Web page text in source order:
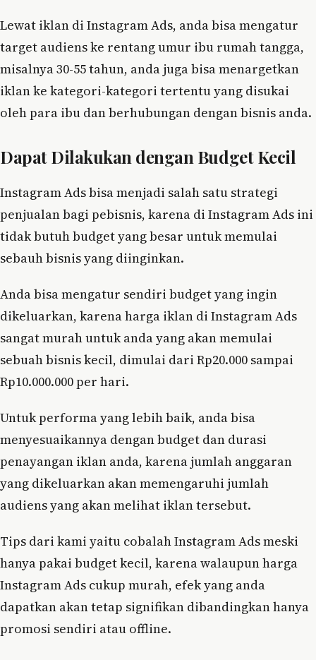
Lewat iklan di Instagram Ads, anda bisa mengatur
target audiens ke rentang umur ibu rumah tangga,
misalnya 30-55 tahun, anda juga bisa menargetkan
iklan ke kategori-kategori tertentu yang disukai
oleh para ibu dan berhubungan dengan bisnis anda.
Dapat Dilakukan dengan Budget Kecil
Instagram Ads bisa menjadi salah satu strategi
penjualan bagi pebisnis, karena di Instagram Ads ini
tidak butuh budget yang besar untuk memulai
sebauh bisnis yang diinginkan.
Anda bisa mengatur sendiri budget yang ingin
dikeluarkan, karena harga iklan di Instagram Ads
sangat murah untuk anda yang akan memulai
sebuah bisnis kecil, dimulai dari Rp20.000 sampai
Rp10.000.000 per hari.
Untuk performa yang lebih baik, anda bisa
menyesuaikannya dengan budget dan durasi
penayangan iklan anda, karena jumlah anggaran
yang dikeluarkan akan memengaruhi jumlah
audiens yang akan melihat iklan tersebut.
Tips dari kami yaitu cobalah Instagram Ads meski
hanya pakai budget kecil, karena walaupun harga
Instagram Ads cukup murah, efek yang anda
dapatkan akan tetap signifikan dibandingkan hanya
promosi sendiri atau offline.